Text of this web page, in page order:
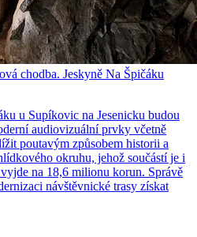
chodba. Jeskyně Na Špičáku
u Supíkovic na Jesenicku budou
audiovizuální prvky včetně
poutavým způsobem historii a
okruhu, jehož součástí je i
na 18,6 milionu korun. Správě
návštěvnické trasy získat